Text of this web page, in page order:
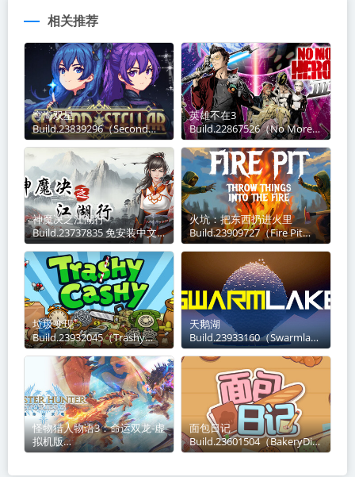
相关推荐
穹海双星
Build.23839296（Second
Stellar）免安装中文版关于这
款游戏《穹海双星》是一款以
角色构筑为核心的类幸存者
Roguelike游戏。
英雄不在3
Build.22867526（No More
Heroes 3）免安装中文版关
于这款游戏《英雄不在3》是
一款以刺客为主角的动作游
戏，宅系刺客“特拉
神魔决之江湖行
Build.23737835 免安装中文
版关于这款游戏该游戏是一款
独立制作的仙侠风格的战棋角
色扮演游戏。故事开始主角弈
剑
火坑：把东西扔进火里
Build.23909727（Fire Pit
Throw Things Into The
Fire）免安装中文版关于这款
游戏Fire Pit 是一款关于摧毁
和焚
垃圾变现
Build.23932045（Trashy
Cashy）免安装中文版关于这
款游戏一款流程约为 3-6 小时
的短篇增量游戏，靠出售垃圾
打造属于你的商业
天鹅湖
Build.23933160（Swarmlake
）免安装中文版关于这款游戏
《Swarmlake》是一款极度紧
张的第一人称射击芭蕾，让你
对抗规模空前的蜂
怪物猎人物语3：命运双龙-虚
拟机版
v1.1.00|Build.23692242（M
面包日记
Build.23601504（BakeryDiar
y）免安装中文版关于这款游